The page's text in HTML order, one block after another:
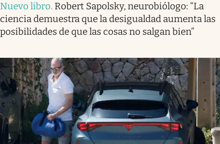
Nuevo libro. Robert Sapolsky, neurobiólogo: “La
ciencia demuestra que la desigualdad aumenta las
posibilidades de que las cosas no salgan bien”